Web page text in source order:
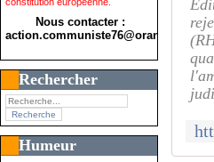
Nous contacter :
action.communiste76@orange.fr>
Rechercher
Humeur